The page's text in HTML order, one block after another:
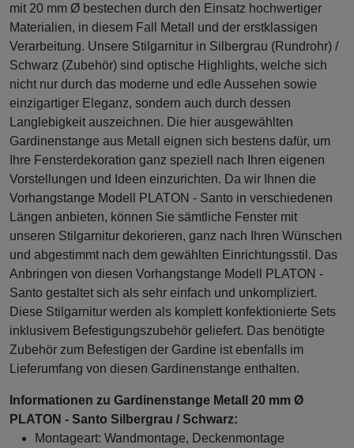
mit 20 mm Ø bestechen durch den Einsatz hochwertiger
Materialien, in diesem Fall Metall und der erstklassigen
Verarbeitung. Unsere Stilgarnitur in Silbergrau (Rundrohr) /
Schwarz (Zubehör) sind optische Highlights, welche sich
nicht nur durch das moderne und edle Aussehen sowie
einzigartiger Eleganz, sondern auch durch dessen
Langlebigkeit auszeichnen. Die hier ausgewählten
Gardinenstange aus Metall eignen sich bestens dafür, um
Ihre Fensterdekoration ganz speziell nach Ihren eigenen
Vorstellungen und Ideen einzurichten. Da wir Ihnen die
Vorhangstange Modell PLATON - Santo in verschiedenen
Längen anbieten, können Sie sämtliche Fenster mit
unseren Stilgarnitur dekorieren, ganz nach Ihren Wünschen
und abgestimmt nach dem gewählten Einrichtungsstil. Das
Anbringen von diesen Vorhangstange Modell PLATON -
Santo gestaltet sich als sehr einfach und unkompliziert.
Diese Stilgarnitur werden als komplett konfektionierte Sets
inklusivem Befestigungszubehör geliefert. Das benötigte
Zubehör zum Befestigen der Gardine ist ebenfalls im
Lieferumfang von diesen Gardinenstange enthalten.
Informationen zu Gardinenstange Metall 20 mm Ø
PLATON - Santo Silbergrau / Schwarz:
Montageart: Wandmontage, Deckenmontage